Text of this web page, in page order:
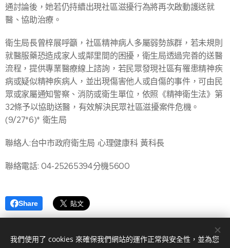
通討論後，她若仍持續出現社區滋擾行為將再次啟動護送就
醫、協助治療。
衛生局長曾梓展呼籲，社區精神病人多屬弱勢族群，若未規則
就醫服藥恐造成家人或鄰里間的困擾，衛生局透過完善的送醫
流程，提供專業醫療線上諮詢，若民眾發現社區有罹患精神疾
病或疑似精神疾病人，並出現傷害他人或自傷的事件，可由民
眾或家屬通知警察、消防或衛生單位，依照《精神衛生法》第
32條予以協助送醫，有效解決民眾社區滋擾案件危機。
(9/27*6)* 衛生局
聯絡人:台中市政府衛生局 心理健康科 黃科長
聯絡電話: 04-25265394分機5600
Share
我們使用了 cookies 來確保我們網站的運作正常與安全性，並為您